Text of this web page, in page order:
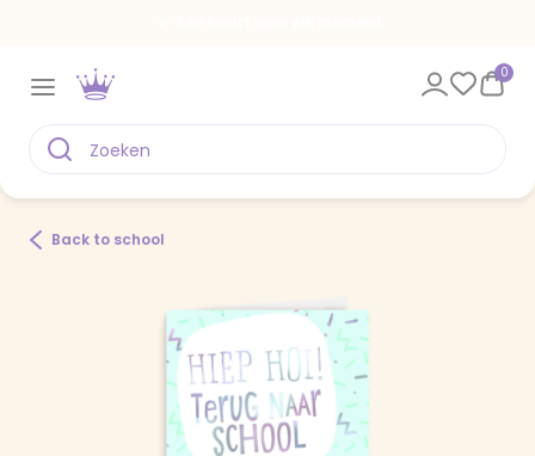
0
Back to school